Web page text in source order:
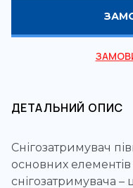
ДЕТАЛЬНИЙ ОПИС
Снігозатримувач
основних
снігозатримувача –